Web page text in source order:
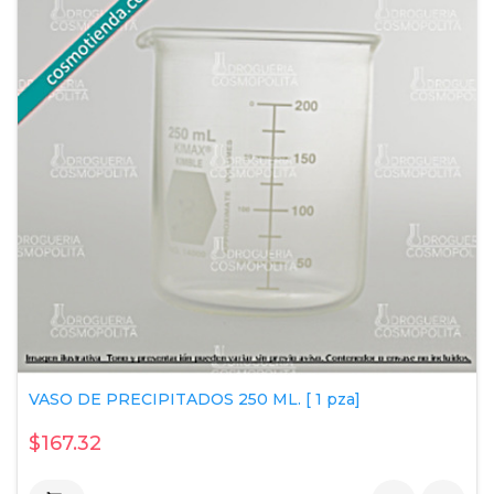
VASO DE PRECIPITADOS 250 ML. [ 1 pza]
$167.32